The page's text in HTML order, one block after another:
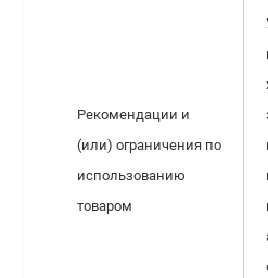
Рекомендации и
(или) ограничения по
использованию
товаром